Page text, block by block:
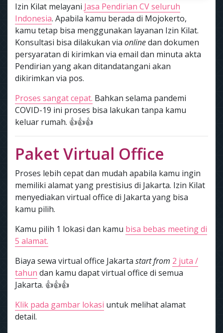
Izin Kilat melayani Jasa Pendirian CV seluruh
Indonesia. Apabila kamu berada di Mojokerto,
kamu tetap bisa menggunakan layanan Izin Kilat.
Konsultasi bisa dilakukan via onlinedan dokumen
persyaratan di kirimkan via email dan minuta akta
Pendirian yang akan ditandatangani akan
dikirimkan via pos.
Proses sangat cepat. Bahkan selama pandemi
COVID-19 ini proses bisa lakukan tanpa kamu
keluar rumah. 👍👍👍
Paket Virtual Office
Proses lebih cepat dan mudah apabila kamu ingin
memiliki alamat yang prestisius di Jakarta. Izin Kilat
menyediakan virtual office di Jakarta yang bisa
kamu pilih.
Kamu pilih 1 lokasi dan kamu bisa bebas meeting di
5 alamat.
Biaya sewa virtual office Jakarta start from 2 juta /
tahun dan kamu dapat virtual office di semua
Jakarta. 👍👍👍
Klik pada gambar lokasi untuk melihat alamat
detail.